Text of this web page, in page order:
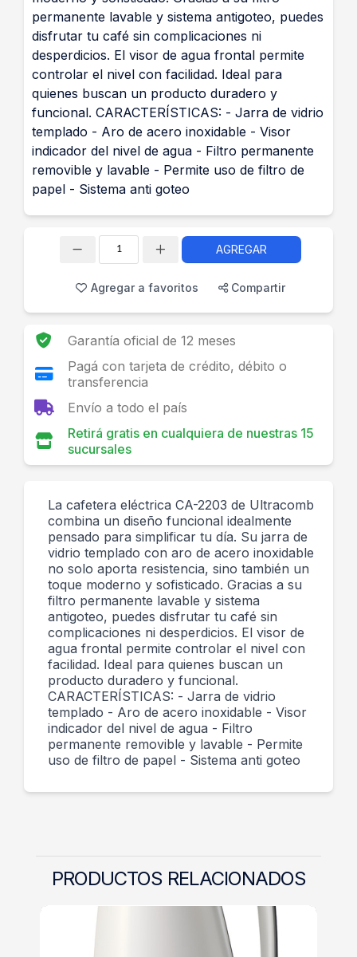
permanente lavable y sistema antigoteo, puedes
disfrutar tu café sin complicaciones ni
desperdicios. El visor de agua frontal permite
controlar el nivel con facilidad. Ideal para
quienes buscan un producto duradero y
funcional. CARACTERÍSTICAS: - Jarra de vidrio
templado - Aro de acero inoxidable - Visor
indicador del nivel de agua - Filtro permanente
removible y lavable - Permite uso de filtro de
papel - Sistema anti goteo
AGREGAR
Agregar a favoritos Compartir
Garantía oficial de 12 meses
Pagá con tarjeta de crédito, débito o
transferencia
Envío a todo el país
Retirá gratis en cualquiera de nuestras 15
sucursales
La cafetera eléctrica CA-2203 de Ultracomb
combina un diseño funcional idealmente
pensado para simplificar tu día. Su jarra de
vidrio templado con aro de acero inoxidable
no solo aporta resistencia, sino también un
toque moderno y sofisticado. Gracias a su
filtro permanente lavable y sistema
antigoteo, puedes disfrutar tu café sin
complicaciones ni desperdicios. El visor de
agua frontal permite controlar el nivel con
facilidad. Ideal para quienes buscan un
producto duradero y funcional.
CARACTERÍSTICAS: - Jarra de vidrio
templado - Aro de acero inoxidable - Visor
indicador del nivel de agua - Filtro
permanente removible y lavable - Permite
uso de filtro de papel - Sistema anti goteo
PRODUCTOS RELACIONADOS